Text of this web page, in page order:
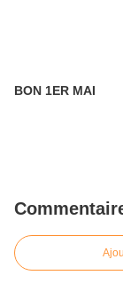
BON 1ER MAI